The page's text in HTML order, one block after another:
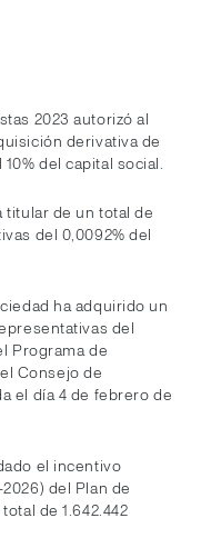
2023 autorizó al
derivativa de
del capital social.
titular de un total de
del 0,0092% del
ha adquirido un
del
Programa de
Consejo de
el día 4 de febrero de
el incentivo
del Plan de
de 1.642.442